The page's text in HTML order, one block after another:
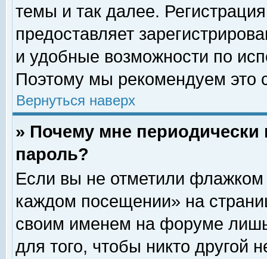
темы и так далее.
предоставляет
и удобные возможности по
Поэтому мы рекомендуем это
Вернуться наверх
» Почему мне
пароль?
Если вы не отметили флажком
каждом посещении» на
своим именем на форуме
для того, чтобы никто другой